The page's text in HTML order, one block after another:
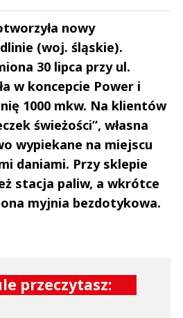
nowy
(woj. śląskie).
30 lipca przy ul.
w koncepcie Power i
1000 mkw. Na klientów
świeżości”, własna
wypiekane na miejscu
daniami. Przy sklepie
stacja paliw, a wkrótce
myjnia bezdotykowa.
przeczytasz: